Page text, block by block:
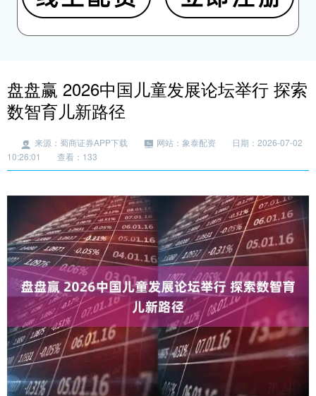
盘盘赢 2026中国儿童发展论坛举行 探索
数智育儿新路径
来源：蜀商证券APP下载 网站：象泰配资
日期：2026-07-02
10:26:01
查看：133